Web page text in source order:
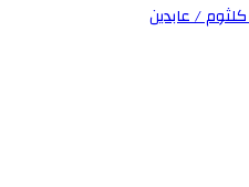
كلثوم / عابدين